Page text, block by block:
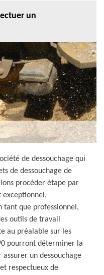
un
de dessouchage qui
de dessouchage de
procéder étape par
tant que professionnel,
outils de travail
au préalable sur les
pourront déterminer la
un dessouchage
respectueux de